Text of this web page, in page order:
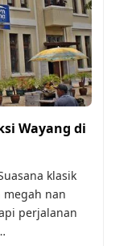
Wayang di
klasik
megah nan
perjalanan